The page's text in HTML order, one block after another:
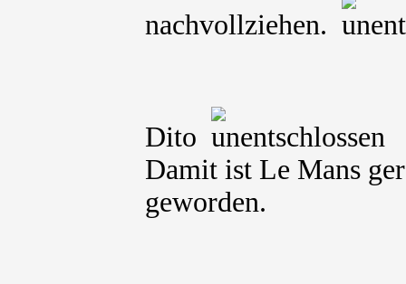
nachvollziehen.
Dito
Damit ist Le Mans
geworden.